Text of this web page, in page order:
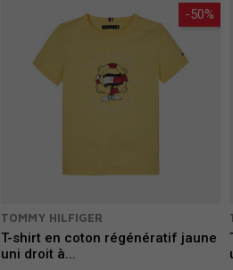
-50%
TOMMY HILFIGER
T-shirt en coton régénératif jaune
uni droit à...